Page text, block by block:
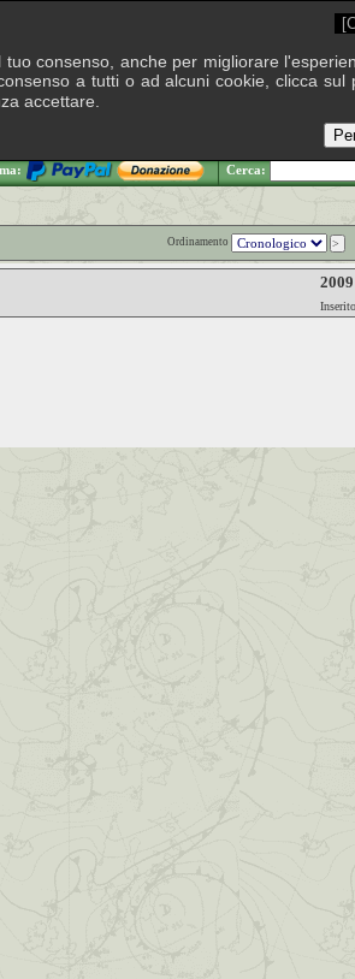
Cerca:
Ordinamento
2009
consenso, anche per migliorare
a tutti o ad alcuni cookie, clicca sul
accettare.